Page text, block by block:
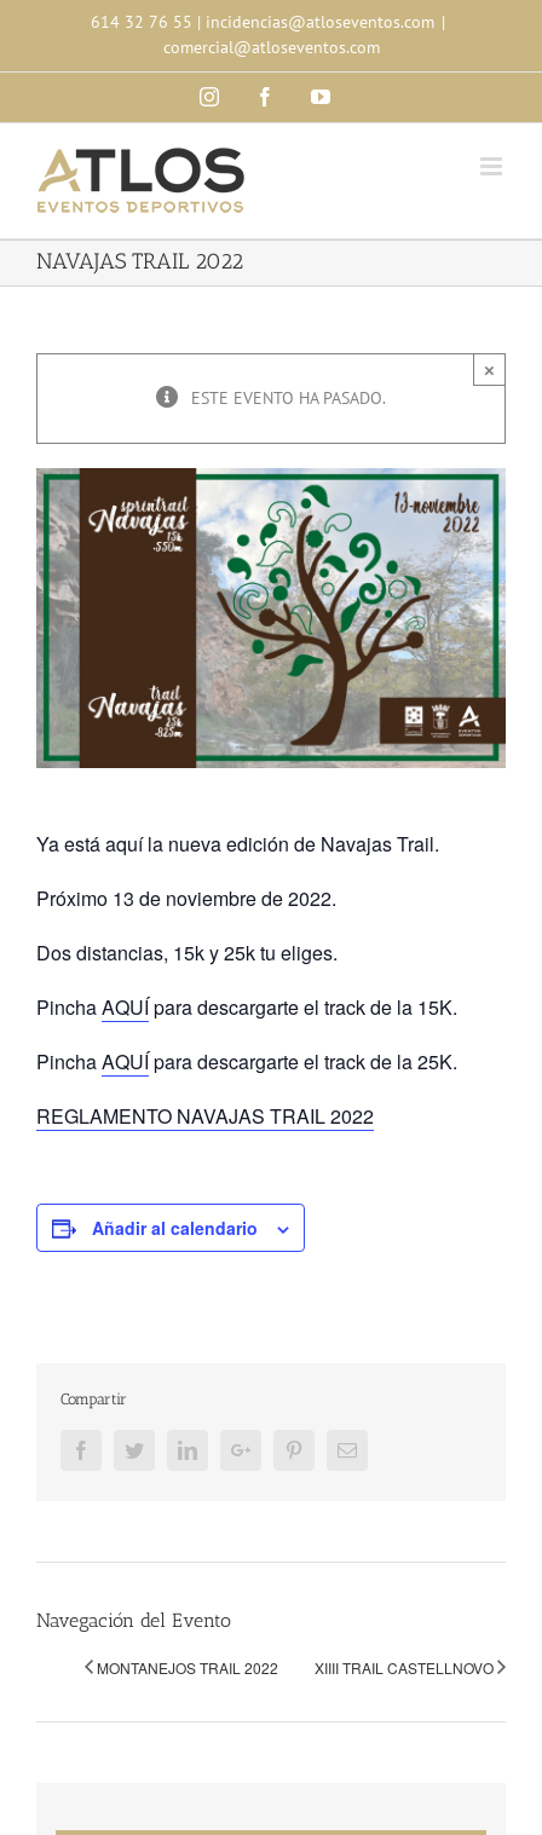
content
614 32 76 55 | incidencias@atloseventos.com |
comercial@atloseventos.com
InstagramFacebookYouTube
NAVAJAS TRAIL 2022
×
ESTE EVENTO HA PASADO.
Ya está aquí la nueva edición de Navajas Trail.
Próximo 13 de noviembre de 2022.
Dos distancias, 15k y 25k tu eliges.
PinchaAQUÍpara descargarte el track de la 15K.
PinchaAQUÍpara descargarte el track de la 25K.
REGLAMENTO NAVAJAS TRAIL 2022
Añadir al calendario
Compartir
FacebookTwitterLinkedInGoogle+ PinterestEmail
Navegación del Evento
MONTANEJOS TRAIL 2022 XIIII TRAIL CASTELLNOVO